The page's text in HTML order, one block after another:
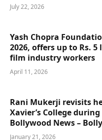
July 22, 2026
Yash Chopra
2026, offers up to Rs.
film industry workers
April 11, 2026
Rani Mukerji revisits
Xavier’s College
Bollywood News –
January 21, 2026